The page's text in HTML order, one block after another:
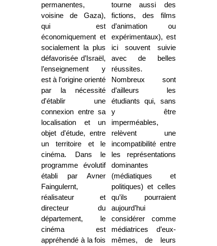
permanentes,
voisine de Gaza),
qui est
économiquement et
socialement la plus
défavorisée d’Israël,
l’enseignement y
est à l’origine orienté
par la nécessité
d'établir une
connexion entre sa
localisation et un
objet d'étude, entre
un territoire et le
cinéma. Dans le
programme évolutif
établi par Avner
Faingulernt,
réalisateur et
directeur du
département, le
cinéma est
appréhendé à la fois
tourne aussi des
fictions, des films
d’animation ou
expérimentaux), est
ici souvent suivie
avec de belles
réussites.
Nombreux sont
d’ailleurs les
étudiants qui, sans
y être
imperméables,
relèvent une
incompatibilité entre
les représentations
dominantes
(médiatiques et
politiques) et celles
qu’ils pourraient
aujourd’hui
considérer comme
médiatrices d’eux-
mêmes, de leurs